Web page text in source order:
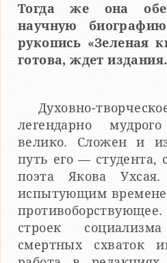
Тогда же она
научную
рукопись «Зеленая книга» Якова Ухсая»
готова, ждет издания.
Духовно-
легендарно
велико. Сложен и
путь его — студента,
поэта Якова
испытующим
строек
смертных схваток